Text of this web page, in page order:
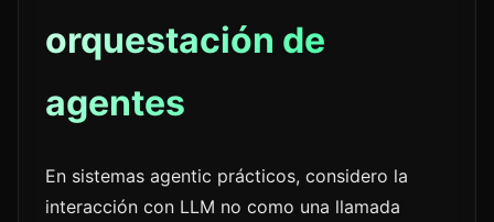
orquestación de
agentes
En sistemas agentic prácticos, considero la
interacción con LLM no como una llamada